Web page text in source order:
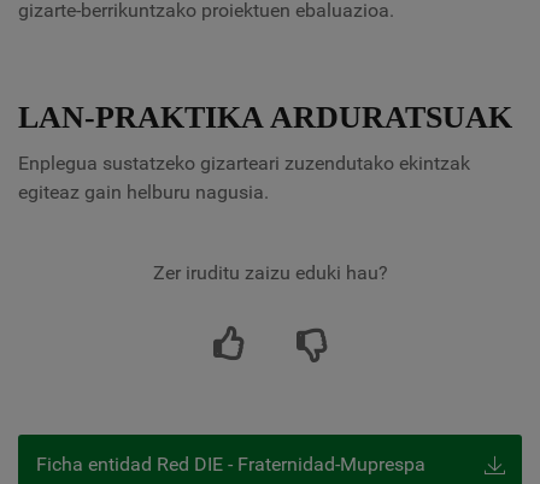
gizarte-berrikuntzako proiektuen ebaluazioa.
LAN-PRAKTIKA ARDURATSUAK
Enplegua sustatzeko gizarteari zuzendutako ekintzak
egiteaz gain helburu nagusia.
Zer iruditu zaizu eduki hau?
Ficha entidad Red DIE - Fraternidad-Muprespa